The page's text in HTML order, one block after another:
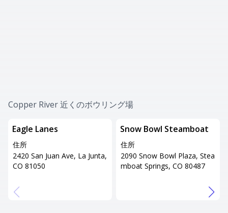
Copper River 近くのボウリング場
Eagle Lanes
住所
2420 San Juan Ave, La Junta,
CO 81050
Snow Bowl Steamboat
住所
2090 Snow Bowl Plaza, Stea
mboat Springs, CO 80487